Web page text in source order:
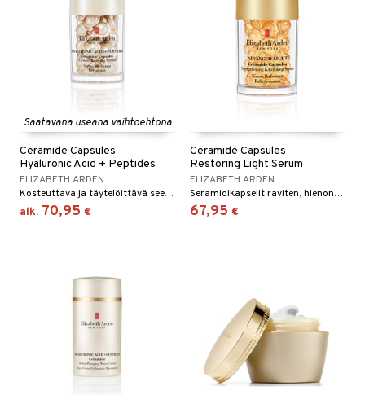
Saatavana useana vaihtoehtona
Ceramide Capsules
Hyaluronic Acid + Peptides
ELIZABETH ARDEN
Kosteuttava ja täytelöittävä seerumi Elizabeth Ardenilta.
alk. 70,95 €
Ceramide Capsules
Restoring Light Serum
ELIZABETH ARDEN
Seramidikapselit raviten, hienontaen ja palauttaen ihon pinnan - Elizabeth Arden
67,95 €